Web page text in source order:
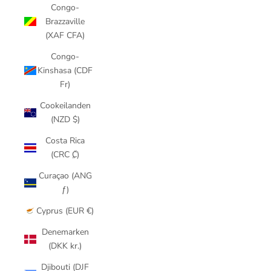
Congo-
Brazzaville
(XAF CFA)
Congo-
Kinshasa (CDF
Fr)
Cookeilanden
(NZD $)
Costa Rica
(CRC ₡)
Curaçao (ANG
ƒ)
Cyprus (EUR €)
Denemarken
(DKK kr.)
Djibouti (DJF